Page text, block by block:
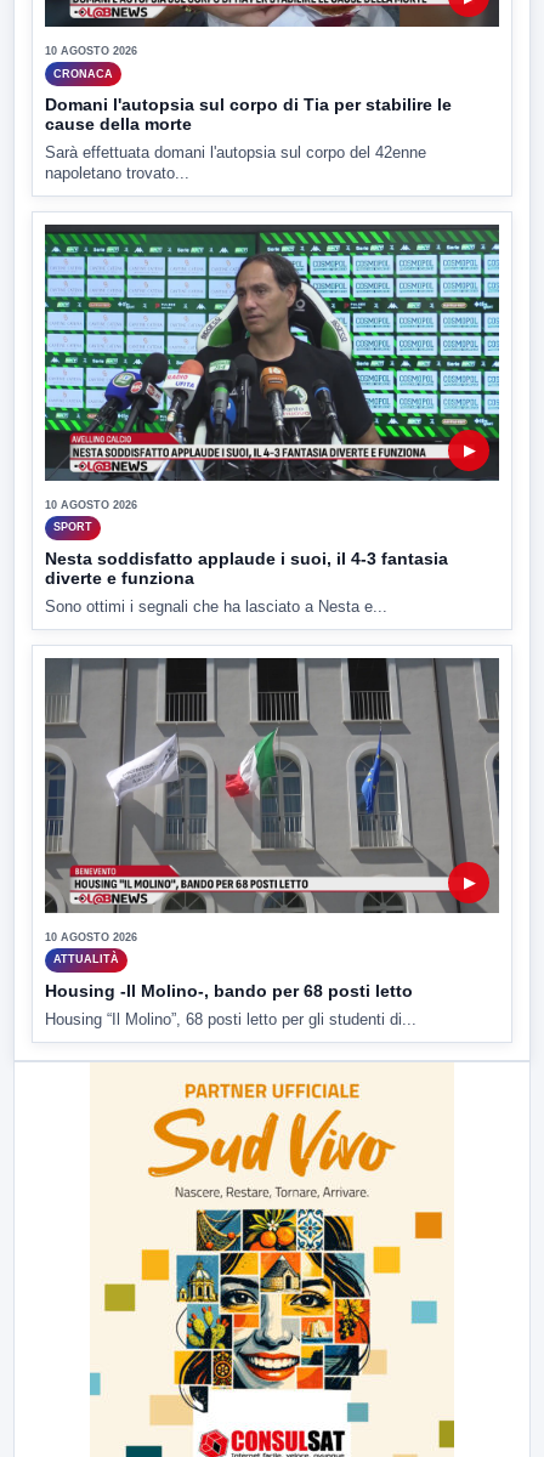
10 AGOSTO 2026
CRONACA
Domani l'autopsia sul corpo di Tia per stabilire le
cause della morte
Sarà effettuata domani l'autopsia sul corpo del 42enne
napoletano trovato...
▶
10 AGOSTO 2026
SPORT
Nesta soddisfatto applaude i suoi, il 4-3 fantasia
diverte e funziona
Sono ottimi i segnali che ha lasciato a Nesta e...
▶
10 AGOSTO 2026
ATTUALITÀ
Housing -Il Molino-, bando per 68 posti letto
Housing “Il Molino”, 68 posti letto per gli studenti di...